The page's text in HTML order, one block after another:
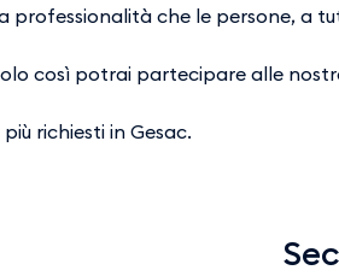
professionalità che le persone, a
così potrai partecipare alle
richiesti in Gesac.